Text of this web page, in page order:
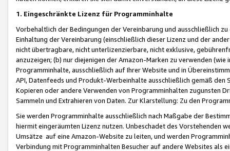
1. Eingeschränkte Lizenz für Programminhalte
Vorbehaltlich der Bedingungen der Vereinbarung und ausschließlich
Einhaltung der Vereinbarung (einschließlich dieser Lizenz und der
nicht übertragbare, nicht unterlizenzierbare, nicht exklusive,
anzuzeigen; (b) nur diejenigen der Amazon-Marken zu verwenden
Programminhalte, ausschließlich auf Ihrer Website und in
API, Datenfeeds und Produkt-Werbeinhalte ausschließlich gemäß
Kopieren oder andere Verwenden von Programminhalten zugunsten
Sammeln und Extrahieren von Daten. Zur Klarstellung: Zu den
Sie werden Programminhalte ausschließlich nach Maßgabe der
hiermit eingeräumten Lizenz nutzen. Unbeschadet des Vorstehenden
Umsätze auf eine Amazon-Website zu leiten, und werden
Verbindung mit Programminhalten Besucher auf andere Websites als